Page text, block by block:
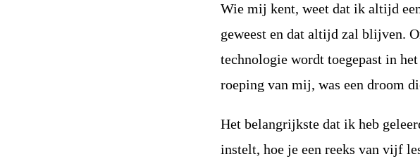
Wie mij kent, weet dat ik altijd
geweest en dat altijd zal blijven.
technologie wordt toegepast in
roeping van mij, was een droom
Het belangrijkste dat ik heb
instelt, hoe je een reeks van vijf